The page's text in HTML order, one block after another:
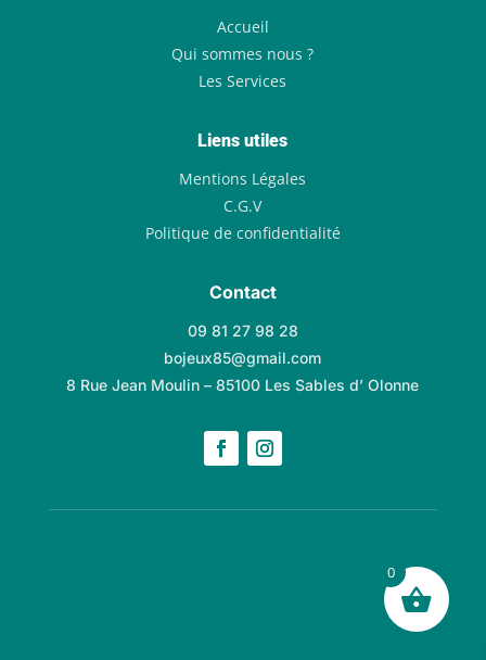
Accueil
Qui sommes nous ?
Les Services
Liens utiles
Mentions Légales
C.G.V
Politique de confidentialité
Contact
09 81 27 98 28
bojeux85@gmail.com
8 Rue Jean Moulin – 85100 Les Sables d’ Olonne
0